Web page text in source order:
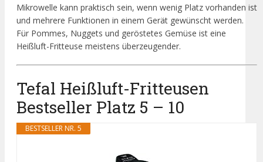
Mikrowelle kann praktisch sein, wenn wenig Platz vorhanden ist
und mehrere Funktionen in einem Gerät gewünscht werden.
Für Pommes, Nuggets und geröstetes Gemüse ist eine
Heißluft-Fritteuse meistens überzeugender.
Tefal Heißluft-Fritteusen
Bestseller Platz 5 – 10
BESTSELLER NR. 5